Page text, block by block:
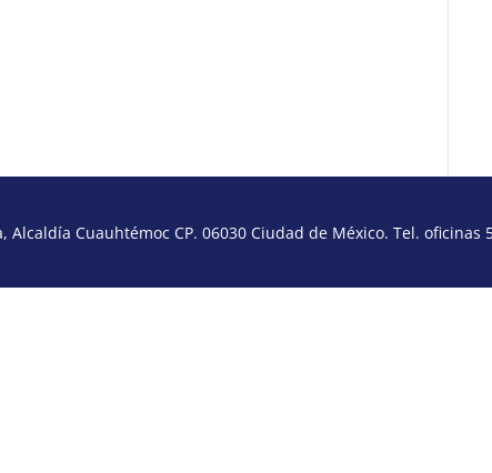
Cuauhtémoc CP. 06030 Ciudad de México. Tel. oficinas